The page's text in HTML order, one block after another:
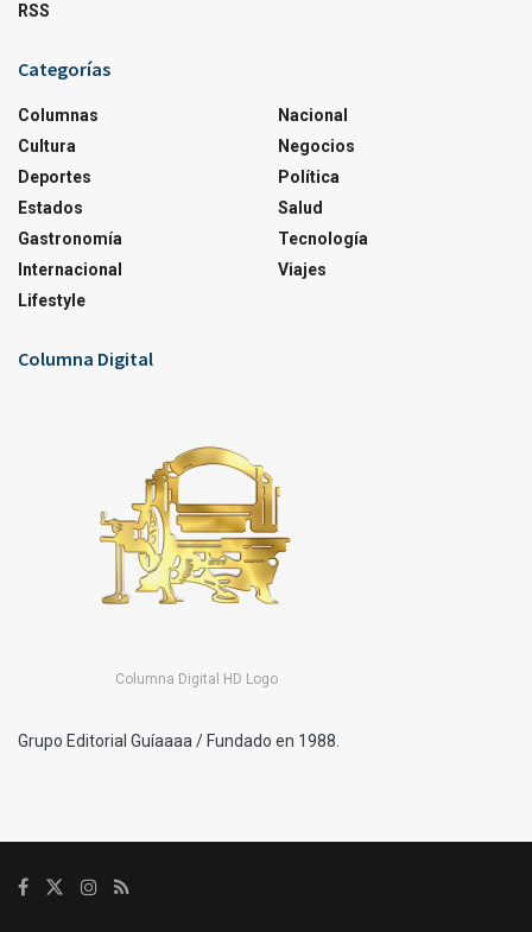
RSS
Categorías
Columnas
Cultura
Deportes
Estados
Gastronomía
Internacional
Lifestyle
Nacional
Negocios
Política
Salud
Tecnología
Viajes
Columna Digital
Columna Digital HD Logo
Grupo Editorial Guíaaaa / Fundado en 1988.